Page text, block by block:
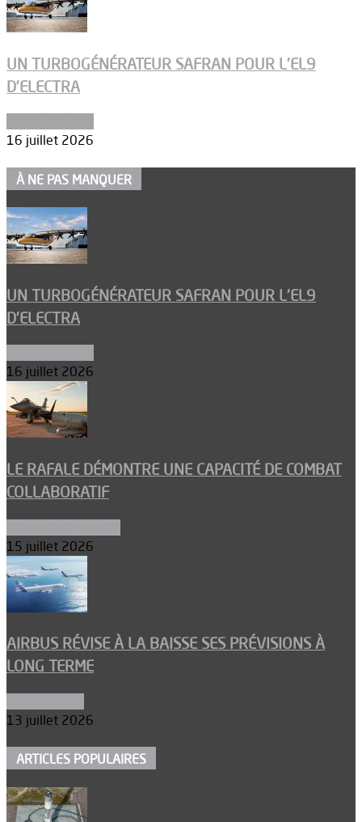
UN TURBOGÉNÉRATEUR SAFRAN POUR L’EL9
D’ELECTRA
16 juillet 2026
À NE PAS MANQUER
UN TURBOGÉNÉRATEUR SAFRAN POUR L’EL9
D’ELECTRA
16 juillet 2026
LE RAFALE DÉMONTRE UNE CAPACITÉ DE COMBAT
COLLABORATIF
15 juillet 2026
AIRBUS RÉVISE À LA BAISSE SES PRÉVISIONS À
LONG TERME
13 juillet 2026
ARTICLES POPULAIRES